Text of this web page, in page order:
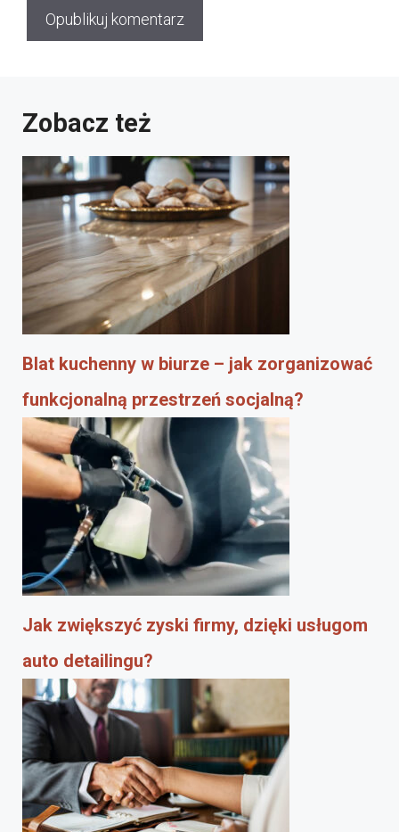
Zobacz też
Blat kuchenny w biurze – jak zorganizować
funkcjonalną przestrzeń socjalną?
Jak zwiększyć zyski firmy, dzięki usługom
auto detailingu?